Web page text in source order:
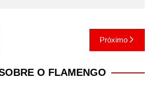
Próximo
O FLAMENGO